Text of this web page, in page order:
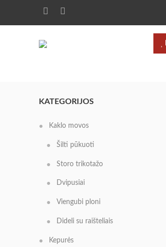
KATEGORIJOS
Kaklo movos
Šilti pūkuoti
Storo trikotažo
Dvipusiai
Viengubi ploni
Dideli su raišteliais
Kepurės